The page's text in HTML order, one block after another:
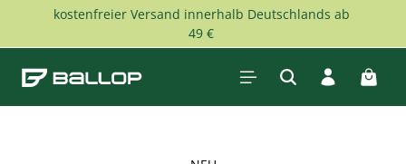
Zum Hauptinhalt springen
kostenfreier Versand innerhalb Deutschlands ab
49 €